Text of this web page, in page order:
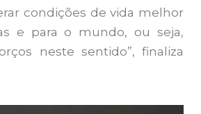
condições de vida melhor
e para o mundo, ou seja,
neste sentido”, finaliza